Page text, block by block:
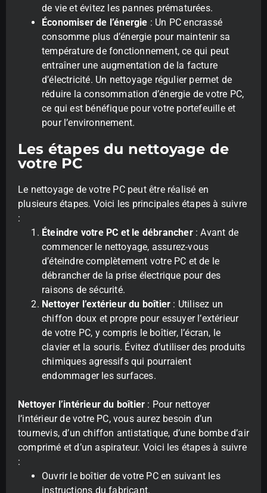
de vie et évitez les pannes prématurées.
Économiser de l’énergie : Un PC encrassé
consomme plus d’énergie pour maintenir sa
température de fonctionnement, ce qui peut
entraîner une augmentation de la facture
d’électricité. Un nettoyage régulier permet de
réduire la consommation d’énergie de votre PC,
ce qui est bénéfique pour votre portefeuille et
pour l’environnement.
Les étapes du nettoyage de
votre PC
Le nettoyage de votre PC peut être réalisé en
plusieurs étapes. Voici les principales étapes à suivre
:
Éteindre votre PC et le débrancher: Avant de
commencer le nettoyage, assurez-vous
d’éteindre complètement votre PC et de le
débrancher de la prise électrique pour des
raisons de sécurité.
Nettoyer l’extérieur du boîtier : Utilisez un
chiffon doux et propre pour essuyer l’extérieur
de votre PC, y compris le boîtier, l’écran, le
clavier et la souris. Évitez d’utiliser des produits
chimiques agressifs qui pourraient
endommager les surfaces.
Nettoyer l’intérieur du boîtier : Pour nettoyer
l’intérieur de votre PC, vous aurez besoin d’un
tournevis, d’un chiffon antistatique, d’une bombe d’air
comprimé et d’un aspirateur. Voici les étapes à suivre
:
Ouvrir le boîtier de votre PC en suivant les
instructions du fabricant.